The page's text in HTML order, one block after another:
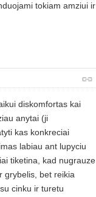
tokiam amziui ir
diskomfortas kai
anytai (ji
kas konkreciai
labiau ant lupyciu
tiketina, kad nugrauze
grybelis, bet reikia
cinku ir turetu